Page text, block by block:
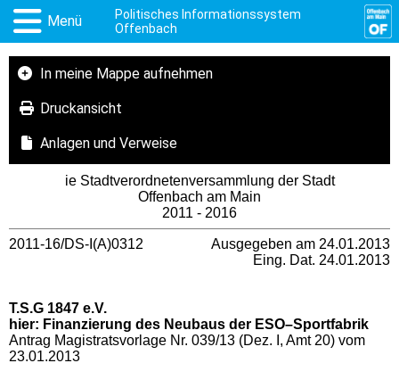
Menü
Politisches Informationssystem
Offenbach
In meine Mappe aufnehmen
Druckansicht
Anlagen und Verweise
ie Stadtverordnetenversammlung der Stadt
Offenbach am Main
2011 - 2016
2011-16/DS-I(A)0312
Ausgegeben am 24.01.2013
Eing. Dat. 24.01.2013
T.S.G 1847 e.V.
hier: Finanzierung des Neubaus der ESO–Sportfabrik
Antrag Magistratsvorlage Nr. 039/13 (Dez. I, Amt 20) vom
23.01.2013